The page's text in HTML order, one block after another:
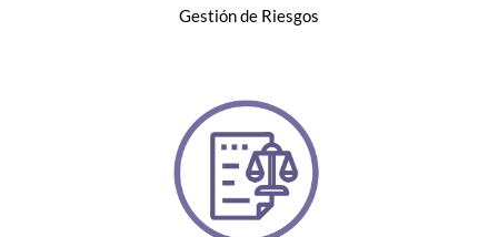
Gestión de Riesgos